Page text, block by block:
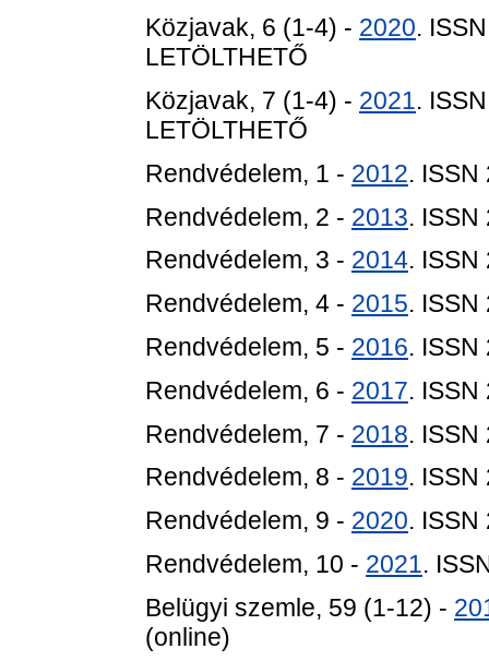
Közjavak, 6 (1-4) - 2020.
LETÖLTHETŐ
Közjavak, 7 (1-4) - 2021.
LETÖLTHETŐ
Rendvédelem, 1 - 2012. ISSN
Rendvédelem, 2 - 2013. ISSN
Rendvédelem, 3 - 2014. ISSN
Rendvédelem, 4 - 2015. ISSN
Rendvédelem, 5 - 2016. ISSN
Rendvédelem, 6 - 2017. ISSN
Rendvédelem, 7 - 2018. ISSN
Rendvédelem, 8 - 2019. ISSN
Rendvédelem, 9 - 2020. ISSN
Rendvédelem, 10 - 2021.
Belügyi szemle, 59 (1-12) -
(online)